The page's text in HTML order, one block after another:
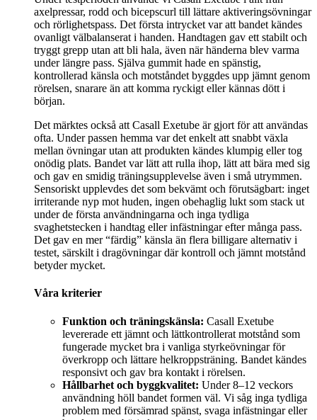
axelpressar, rodd och bicepscurl till lättare aktiveringsövningar
och rörlighetspass. Det första intrycket var att bandet kändes
ovanligt välbalanserat i handen. Handtagen gav ett stabilt och
tryggt grepp utan att bli hala, även när händerna blev varma
under längre pass. Själva gummit hade en spänstig,
kontrollerad känsla och motståndet byggdes upp jämnt genom
rörelsen, snarare än att komma ryckigt eller kännas dött i
början.
Det märktes också att Casall Exetube är gjort för att användas
ofta. Under passen hemma var det enkelt att snabbt växla
mellan övningar utan att produkten kändes klumpig eller tog
onödig plats. Bandet var lätt att rulla ihop, lätt att bära med sig
och gav en smidig träningsupplevelse även i små utrymmen.
Sensoriskt upplevdes det som bekvämt och förutsägbart: inget
irriterande nyp mot huden, ingen obehaglig lukt som stack ut
under de första användningarna och inga tydliga
svaghetstecken i handtag eller infästningar efter många pass.
Det gav en mer “färdig” känsla än flera billigare alternativ i
testet, särskilt i dragövningar där kontroll och jämnt motstånd
betyder mycket.
Våra kriterier
Funktion och träningskänsla: Casall Exetube
levererade ett jämnt och lättkontrollerat motstånd som
fungerade mycket bra i vanliga styrkeövningar för
överkropp och lättare helkroppsträning. Bandet kändes
responsivt och gav bra kontakt i rörelsen.
Hållbarhet och byggkvalitet: Under 8–12 veckors
användning höll bandet formen väl. Vi såg inga tydliga
problem med försämrad spänst, svaga infästningar eller